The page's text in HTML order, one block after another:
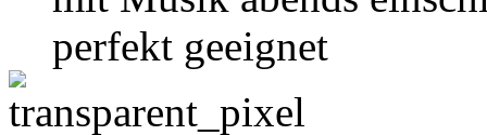
perfekt geeignet